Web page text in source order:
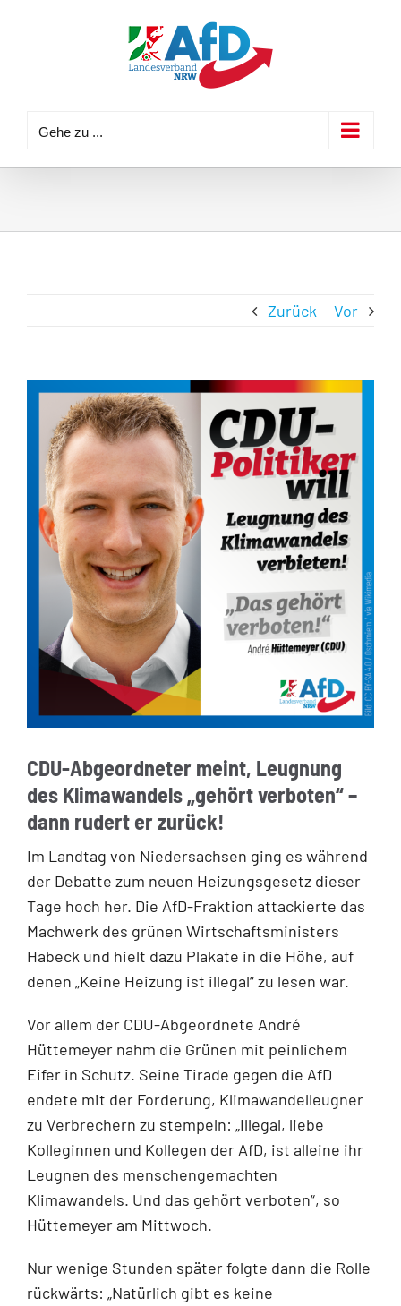
Gehe zu ...
Zurück Vor
CDU-Abgeordneter meint, Leugnung
des Klimawandels „gehört verboten“ –
dann rudert er zurück!
Im Landtag von Niedersachsen ging es während
der Debatte zum neuen Heizungsgesetz dieser
Tage hoch her. Die AfD-Fraktion attackierte das
Machwerk des grünen Wirtschaftsministers
Habeck und hielt dazu Plakate in die Höhe, auf
denen „Keine Heizung ist illegal“ zu lesen war.
Vor allem der CDU-Abgeordnete André
Hüttemeyer nahm die Grünen mit peinlichem
Eifer in Schutz. Seine Tirade gegen die AfD
endete mit der Forderung, Klimawandelleugner
zu Verbrechern zu stempeln: „Illegal, liebe
Kolleginnen und Kollegen der AfD, ist alleine ihr
Leugnen des menschengemachten
Klimawandels. Und das gehört verboten“, so
Hüttemeyer am Mittwoch.
Nur wenige Stunden später folgte dann die Rolle
rückwärts: „Natürlich gibt es keine